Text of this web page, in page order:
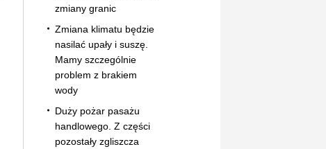
zmiany granic
Zmiana klimatu będzie
nasilać upały i suszę.
Mamy szczególnie
problem z brakiem
wody
Duży pożar pasażu
handlowego. Z części
pozostały zgliszcza